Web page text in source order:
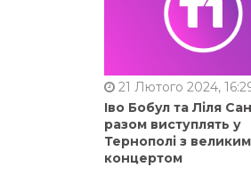
21 Лютого 2024,
Іво Бобул та Ліля
разом виступлять у
Тернополі з великим
концертом